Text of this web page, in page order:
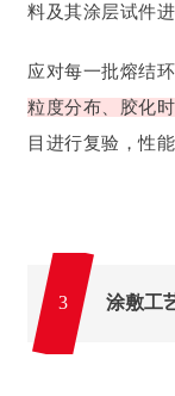
料及其涂层试件
应对每一批熔结
粒度分布、胶化
目进行复验，性
3 涂敷工